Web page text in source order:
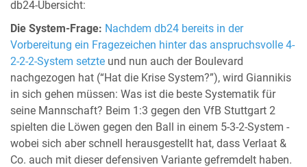
db24-Übersicht:
Die System-Frage: Nachdem db24 bereits in der
Vorbereitung ein Fragezeichen hinter das anspruchsvolle 4-
2-2-2-System setzte und nun auch der Boulevard
nachgezogen hat (“Hat die Krise System?”), wird Giannikis
in sich gehen müssen: Was ist die beste Systematik für
seine Mannschaft? Beim 1:3 gegen den VfB Stuttgart 2
spielten die Löwen gegen den Ball in einem 5-3-2-System -
wobei sich aber schnell herausgestellt hat, dass Verlaat &
Co. auch mit dieser defensiven Variante gefremdelt haben.